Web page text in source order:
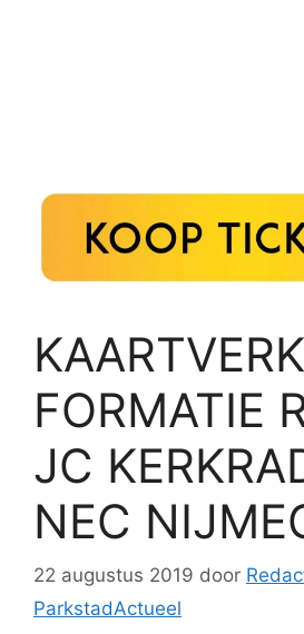
FORMATIE
JC
NEC
22 augustus 2019 door
ParkstadActueel